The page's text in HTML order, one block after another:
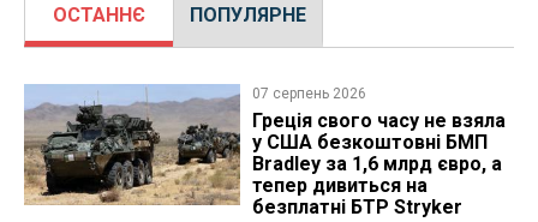
ОСТАННЄ ПОПУЛЯРНЕ
07 серпень 2026
Греція свого часу не взяла
у США безкоштовні БМП
Bradley за 1,6 млрд євро, а
тепер дивиться на
безплатні БТР Stryker